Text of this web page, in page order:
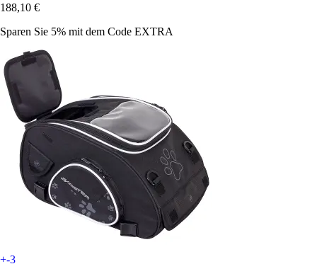
188,10 €
Sparen Sie 5% mit dem Code EXTRA
+-3